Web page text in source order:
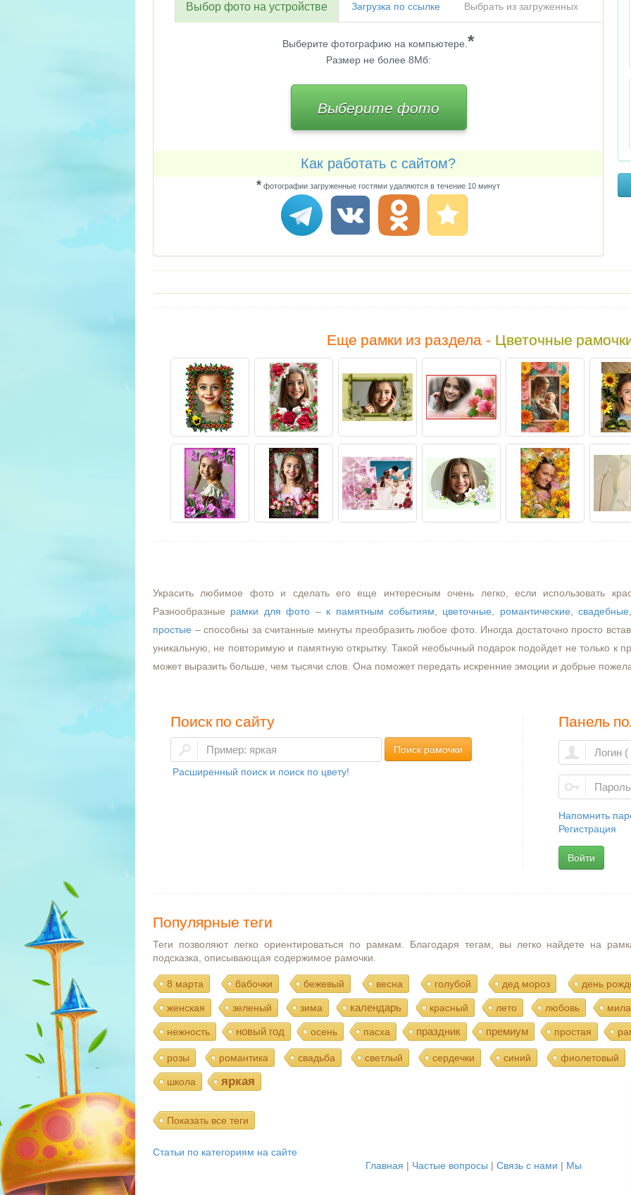
Выбор фото на устройстве Загрузка по ссылке Выбрать из загруженных
Выберите фотографию на компьютере. *
Размер не более 8Мб:
Выберите фото
Как работать с сайтом?
* фотографии загруженные гостями удаляются в течение 10 минут
Еще рамки из раздела - Цветочные
Украсить любимое фото и сделать его еще интересным очень легко, если использовать
Разнообразные рамки для фото – к памятным событиям цветочные романтические ,свадебные
простые – способны за считанные минуты преобразить любое фото. Иногда достаточно просто
уникальную, не повторимую и памятную открытку. Такой необычный подарок подойдет не только к
может выразить больше, чем тысячи слов. Она поможет передать искренние эмоции и добрые
Поиск по сайту
Поиск рамочки
Расширенный поиск и поиск по цвету!
Панель
Напомнить
Регистрация
Войти
Популярные теги
Теги позволяют легко ориентироваться по рамкам. Благодаря тегам, вы легко найдете на
подсказка, описывающая содержимое рамочки.
8 марта бабочки бежевый весна голубой дед мороз день
женская зеленый зима календарь красный лето любовь
нежность новый год осень пасха праздник премиум простая
розы романтика свадьба светлый сердечки синий фиолетовый
школа яркая
Показать все теги
Статьи по категориям на сайте
Главная | Частые вопросы | Связь с нами | Мы